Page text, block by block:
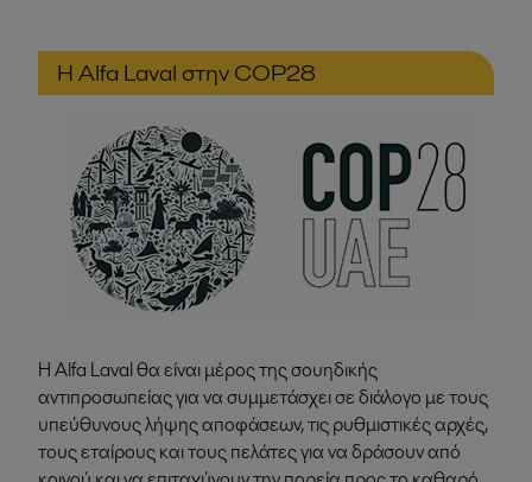
Η Alfa Laval στην COP28
Η Alfa Laval θα είναι μέρος της σουηδικής
αντιπροσωπείας για να συμμετάσχει σε διάλογο με τους
υπεύθυνους λήψης αποφάσεων, τις ρυθμιστικές αρχές,
τους εταίρους και τους πελάτες για να δράσουν από